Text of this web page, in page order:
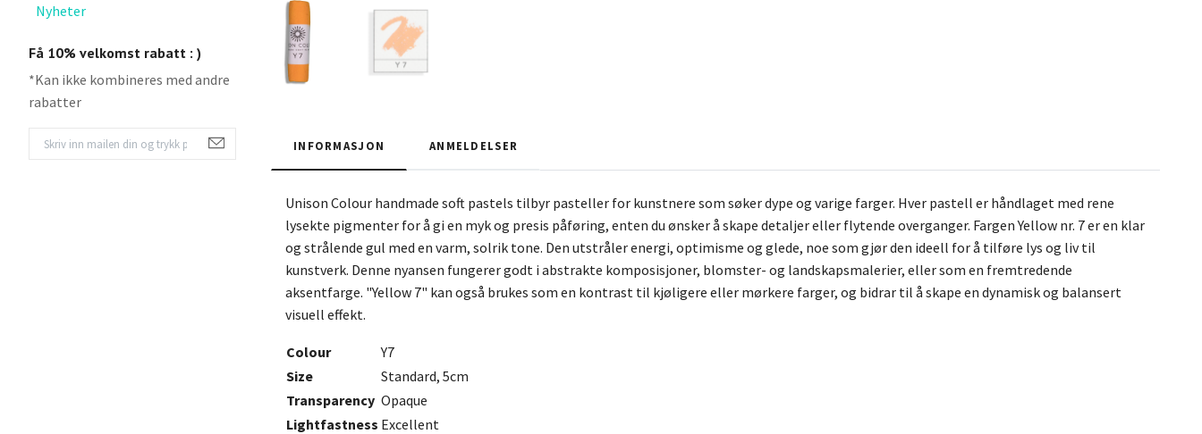
Nyheter
Få 10% velkomst rabatt : )
*Kan ikke kombineres med andre
rabatter
INFORMASJON ANMELDELSER
Unison Colour handmade soft pastels tilbyr pasteller for kunstnere som søker dype og varige farger. Hver pastell er håndlaget med rene
lysekte pigmenter for å gi en myk og presis påføring, enten du ønsker å skape detaljer eller flytende overganger. Fargen Yellow nr. 7 er en klar
og strålende gul med en varm, solrik tone. Den utstråler energi, optimisme og glede, noe som gjør den ideell for å tilføre lys og liv til
kunstverk. Denne nyansen fungerer godt i abstrakte komposisjoner, blomster- og landskapsmalerier, eller som en fremtredende
aksentfarge. "Yellow 7" kan også brukes som en kontrast til kjøligere eller mørkere farger, og bidrar til å skape en dynamisk og balansert
visuell effekt.
Colour
Y7
Size
Standard, 5cm
Transparency Opaque
Lightfastness Excellent